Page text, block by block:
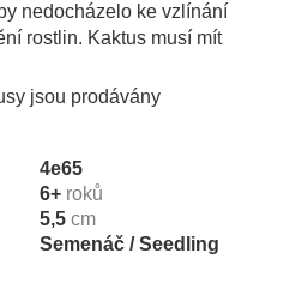
nedocházelo ke vzlínání
rostlin. Kaktus musí mít
jsou prodávány
4e65
6+ roků
5,5 cm
Semenáč / Seedling